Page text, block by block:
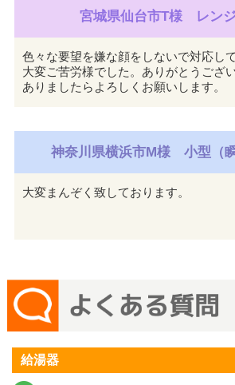
宮城県仙台市T様 レン
色々な要望を嫌な顔をしないで対応し
大変ご苦労様でした。ありがとうござ
ありましたらよろしくお願いします。
神奈川県横浜市M様 小型（
大変まんぞく致しております。
給湯器